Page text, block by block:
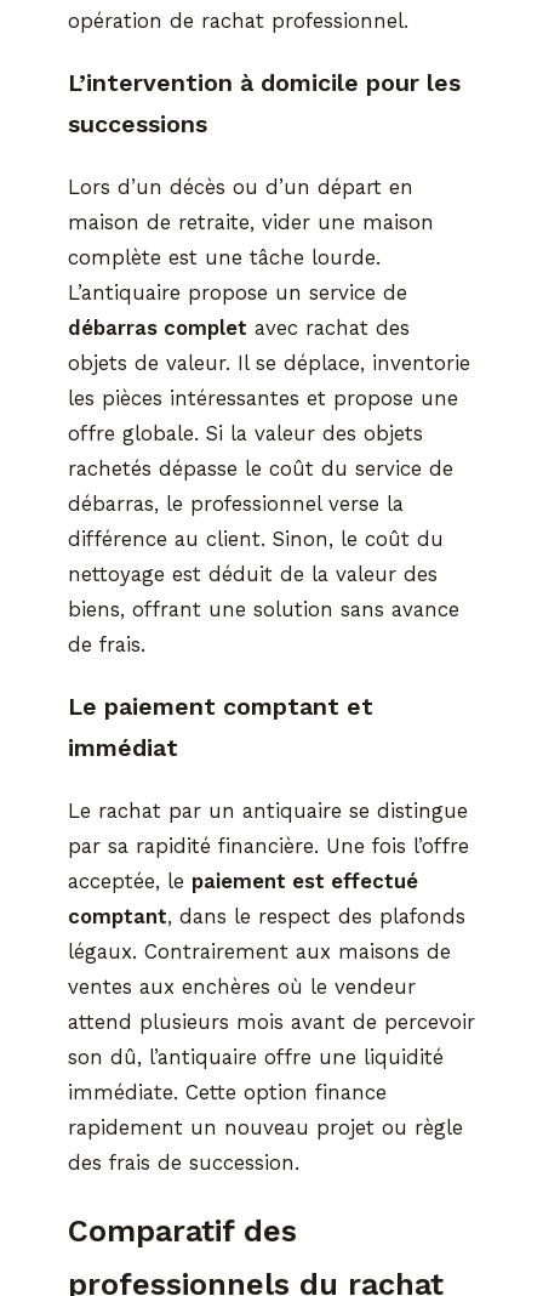
opération de rachat professionnel.
L’intervention à domicile pour les
successions
Lors d’un décès ou d’un départ en
maison de retraite, vider une maison
complète est une tâche lourde.
L’antiquaire propose un service de
débarras complet avec rachat des
objets de valeur. Il se déplace, inventorie
les pièces intéressantes et propose une
offre globale. Si la valeur des objets
rachetés dépasse le coût du service de
débarras, le professionnel verse la
différence au client. Sinon, le coût du
nettoyage est déduit de la valeur des
biens, offrant une solution sans avance
de frais.
Le paiement comptant et
immédiat
Le rachat par un antiquaire se distingue
par sa rapidité financière. Une fois l’offre
acceptée, le paiement est effectué
comptant, dans le respect des plafonds
légaux. Contrairement aux maisons de
ventes aux enchères où le vendeur
attend plusieurs mois avant de percevoir
son dû, l’antiquaire offre une liquidité
immédiate. Cette option finance
rapidement un nouveau projet ou règle
des frais de succession.
Comparatif des
professionnels du rachat